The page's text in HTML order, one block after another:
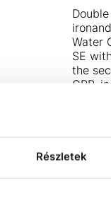
Részletek
Water
SE
the
GRP,
•